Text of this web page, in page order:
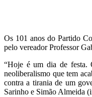
Os 101 anos do Partido
pelo vereador Professor
“Hoje é um dia de festa.
neoliberalismo que tem
contra a tirania de um
Sarinho e Simão Almeida